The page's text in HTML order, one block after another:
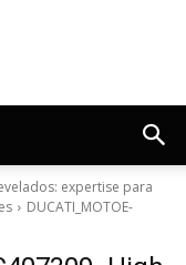
expertise para
DUCATI_MOTOE-